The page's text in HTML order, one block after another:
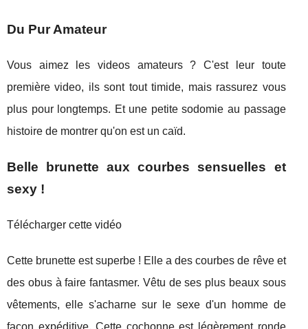
Du Pur Amateur
Vous aimez les videos amateurs ? C'est leur toute
première video, ils sont tout timide, mais rassurez vous
plus pour longtemps. Et une petite sodomie au passage
histoire de montrer qu'on est un caïd.
Belle brunette aux courbes sensuelles et
sexy !
Télécharger cette vidéo
Cette brunette est superbe ! Elle a des courbes de rêve et
des obus à faire fantasmer. Vêtu de ses plus beaux sous
vêtements, elle s'acharne sur le sexe d'un homme de
façon expéditive. Cette cochonne est légèrement ronde